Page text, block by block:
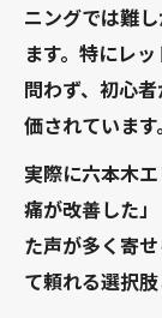
ニングでは難
ます。特にレ
問わず、初心
価されています。
実際に六本木
痛が改善した
た声が多く寄
て頼れる選択肢